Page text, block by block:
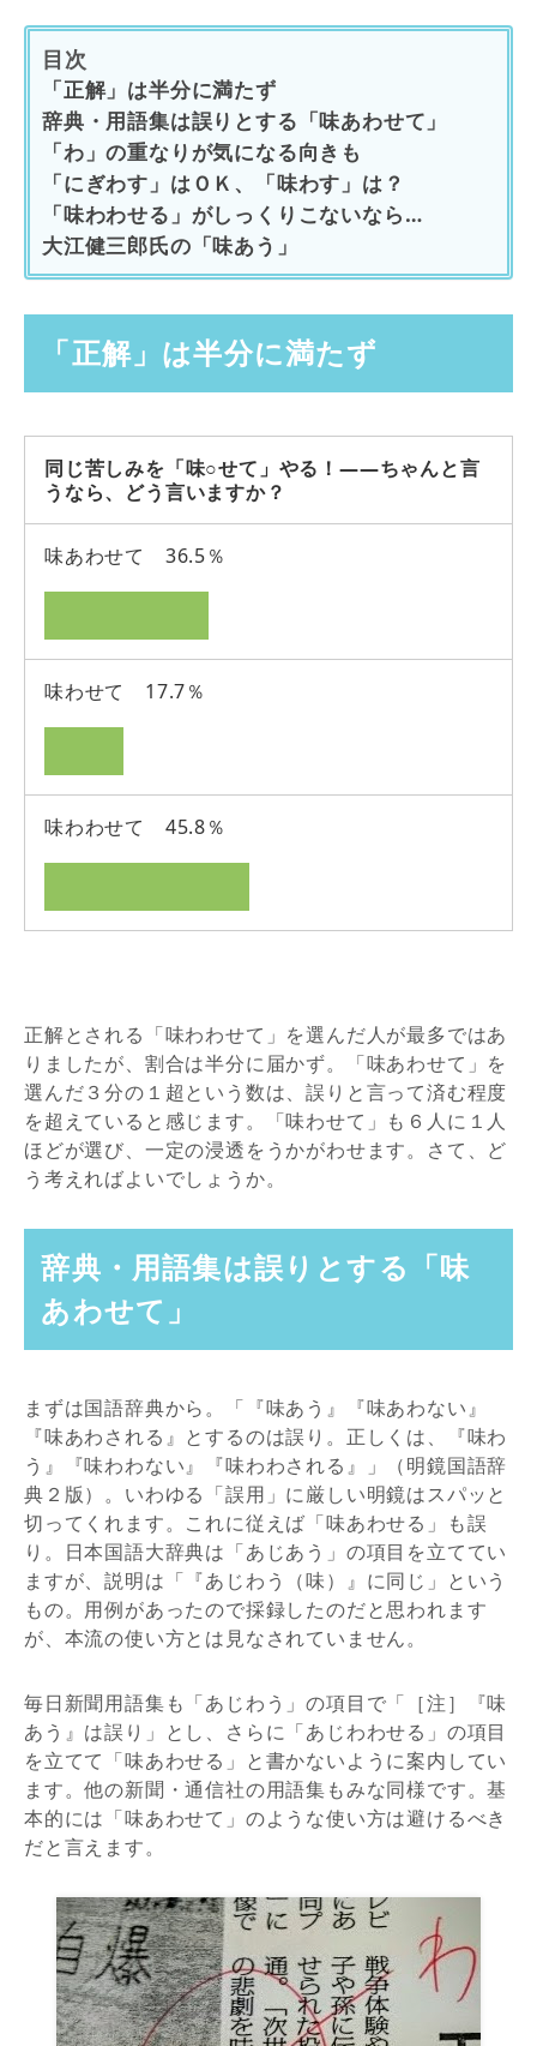
目次
「正解」は半分に満たず
辞典・用語集は誤りとする「味あわせて」
「わ」の重なりが気になる向きも
「にぎわす」はＯＫ、「味わす」は？
「味わわせる」がしっくりこないなら…
大江健三郎氏の「味あう」
「正解」は半分に満たず
同じ苦しみを「味○せて」やる！――ちゃんと言
うなら、どう言いますか？
味あわせて 36.5％
味わせて 17.7％
味わわせて 45.8％
正解とされる「味わわせて」を選んだ人が最多ではあ
りましたが、割合は半分に届かず。「味あわせて」を
選んだ３分の１超という数は、誤りと言って済む程度
を超えていると感じます。「味わせて」も６人に１人
ほどが選び、一定の浸透をうかがわせます。さて、ど
う考えればよいでしょうか。
辞典・用語集は誤りとする「味
あわせて」
まずは国語辞典から。「『味あう』『味あわない』
『味あわされる』とするのは誤り。正しくは、『味わ
う』『味わわない』『味わわされる』」（明鏡国語辞
典２版）。いわゆる「誤用」に厳しい明鏡はスパッと
切ってくれます。これに従えば「味あわせる」も誤
り。日本国語大辞典は「あじあう」の項目を立ててい
ますが、説明は「『あじわう（味）』に同じ」という
もの。用例があったので採録したのだと思われます
が、本流の使い方とは見なされていません。
毎日新聞用語集も「あじわう」の項目で「［注］『味
あう』は誤り」とし、さらに「あじわわせる」の項目
を立てて「味あわせる」と書かないように案内してい
ます。他の新聞・通信社の用語集もみな同様です。基
本的には「味あわせて」のような使い方は避けるべき
だと言えます。